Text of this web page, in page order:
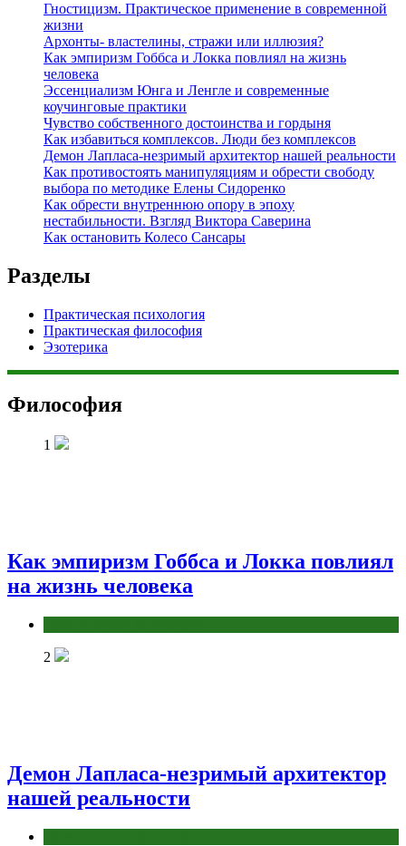
Гностицизм. Практическое применение в современной
жизни
Архонты- властелины, стражи или иллюзия?
Как эмпиризм Гоббса и Локка повлиял на жизнь
человека
Эссенциализм Юнга и Ленгле и современные
коучинговые практики
Чувство собственного достоинства и гордыня
Как избавиться комплексов. Люди без комплексов
Демон Лапласа-незримый архитектор нашей реальности
Как противостоять манипуляциям и обрести свободу
выбора по методике Елены Сидоренко
Как обрести внутреннюю опору в эпоху
нестабильности. Взгляд Виктора Саверина
Как остановить Колесо Сансары
Разделы
Практическая психология
Практическая философия
Эзотерика
Философия
1
Как эмпиризм Гоббса и Локка повлиял
на жизнь человека
2
Демон Лапласа-незримый архитектор
нашей реальности